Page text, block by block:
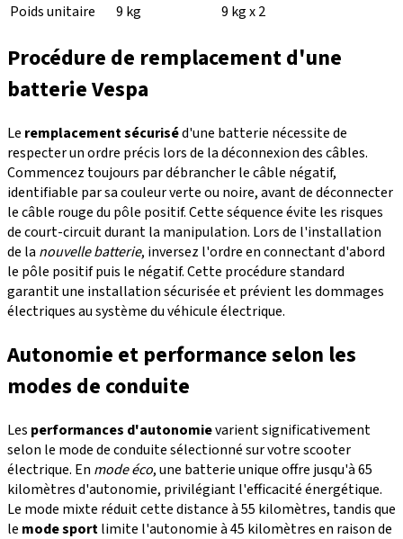
Poids unitaire
9 kg 9 kg x 2
Procédure de remplacement d'une
batterie Vespa
Le remplacement sécuriséd'une batterie nécessite de
respecter un ordre précis lors de la déconnexion des câbles.
Commencez toujours par débrancher le câble négatif,
identifiable par sa couleur verte ou noire, avant de déconnecter
le câble rouge du pôle positif. Cette séquence évite les risques
de court-circuit durant la manipulation. Lors de l'installation
de la nouvelle batterie, inversez l'ordre en connectant d'abord
le pôle positif puis le négatif. Cette procédure standard
garantit une installation sécurisée et prévient les dommages
électriques au système du véhicule électrique.
Autonomie et performance selon les
modes de conduite
Les performances d'autonomievarient significativement
selon le mode de conduite sélectionné sur votre scooter
électrique. En mode éco, une batterie unique offre jusqu'à 65
kilomètres d'autonomie, privilégiant l'efficacité énergétique.
Le mode mixte réduit cette distance à 55 kilomètres, tandis que
le mode sportlimite l'autonomie à 45 kilomètres en raison de